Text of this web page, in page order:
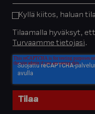
Kyllä kiitos, haluan
Tilaamalla hyväksyt,
Turvaamme tietojasi .